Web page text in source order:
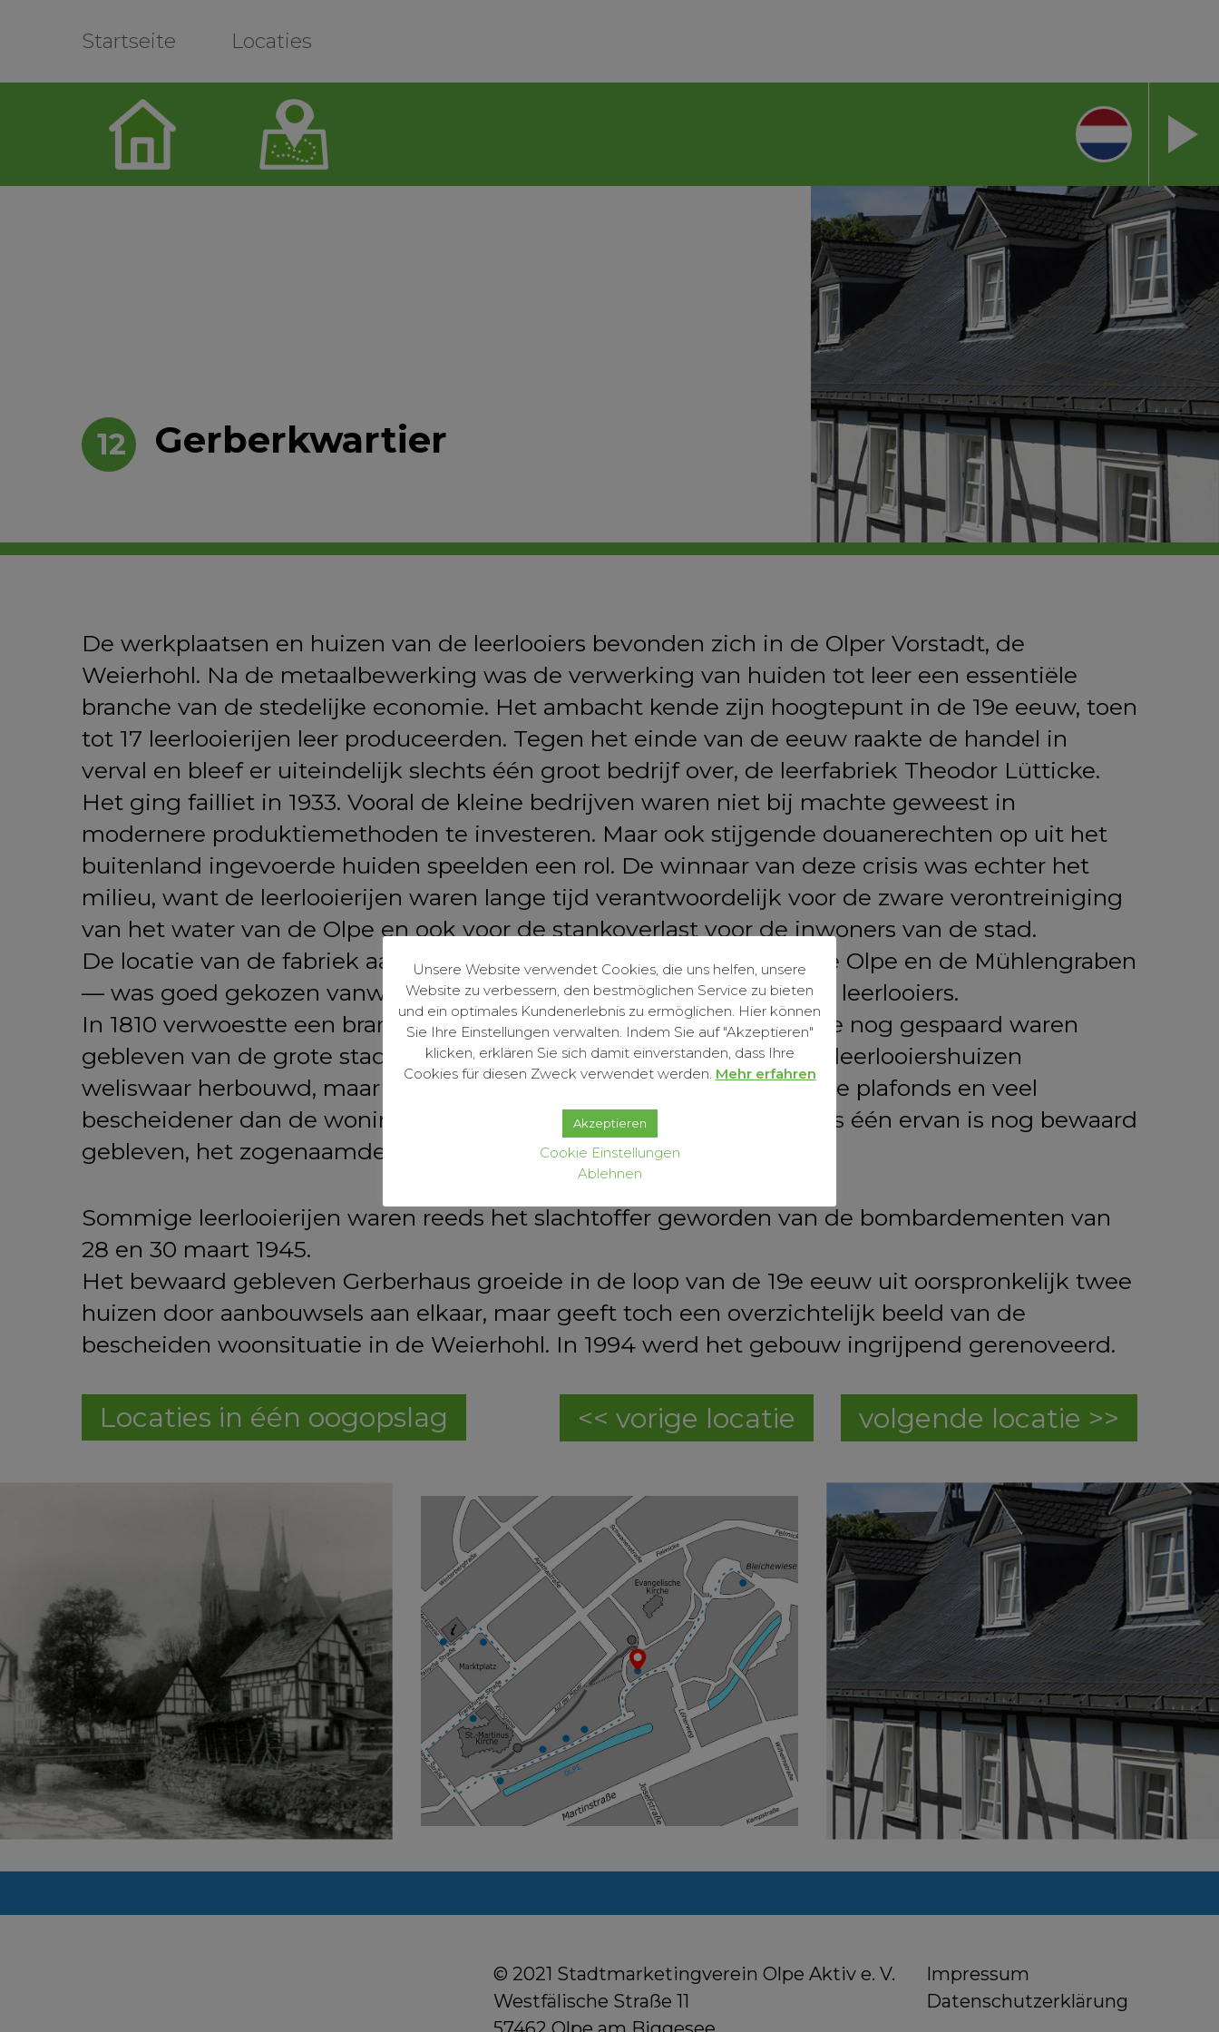
Startseite Locaties
12 Gerberkwartier
De werkplaatsen en huizen van de leerlooiers bevonden zich in de Olper Vorstadt, de
Weierhohl. Na de metaalbewerking was de verwerking van huiden tot leer een essentiële
branche van de stedelijke economie. Het ambacht kende zijn hoogtepunt in de 19e eeuw, toen
tot 17 leerlooierijen leer produceerden. Tegen het einde van de eeuw raakte de handel in
verval en bleef er uiteindelijk slechts één groot bedrijf over, de leerfabriek Theodor Lütticke.
Het ging failliet in 1933. Vooral de kleine bedrijven waren niet bij machte geweest in
modernere produktiemethoden te investeren. Maar ook stijgende douanerechten op uit het
buitenland ingevoerde huiden speelden een rol. De winnaar van deze crisis was echter het
milieu, want de leerlooierijen waren lange tijd verantwoordelijk voor de zware verontreiniging
van het water van de Olpe en ook voor de stankoverlast voor de inwoners van de stad.
De locatie van de fabriek aan de voet van de oude stad — tussen de Olpe en de Mühlengraben
— was goed gekozen vanwege de grote behoefte aan water van de leerlooiers.
In 1810 verwoestte een brand de meeste huizen in de Weierhohl, die nog gespaard waren
gebleven van de grote stadsbrand van 1795. Nadien werden enkele leerlooiershuizen
weliswaar herbouwd, maar meestal in kleinere behuizingen met lage plafonds en veel
bescheidener dan de woningen van de burgers op de markt. Slechts één ervan is nog bewaard
gebleven, het zogenaamde Kappesteinsche Haus.
Sommige leerlooierijen waren reeds het slachtoffer geworden van de bombardementen van
28 en 30 maart 1945.
Het bewaard gebleven Gerberhaus groeide in de loop van de 19e eeuw uit oorspronkelijk twee
huizen door aanbouwsels aan elkaar, maar geeft toch een overzichtelijk beeld van de
bescheiden woonsituatie in de Weierhohl. In 1994 werd het gebouw ingrijpend gerenoveerd.
Locaties in één oogopslag
navigatie
<< vorige locatie volgende locatie >>
© 2021 Stadtmarketingverein Olpe Aktiv e. V.
Westfälische Straße 11
Impressum
Datenschutzerklärung
Unsere Website verwendet Cookies, die uns helfen, unsere
Website zu verbessern, den bestmöglichen Service zu bieten
und ein optimales Kundenerlebnis zu ermöglichen. Hier können
Sie Ihre Einstellungen verwalten. Indem Sie auf "Akzeptieren"
klicken, erklären Sie sich damit einverstanden, dass Ihre
Cookies für diesen Zweck verwendet werden. Mehr erfahren
Akzeptieren
Cookie Einstellungen
Ablehnen